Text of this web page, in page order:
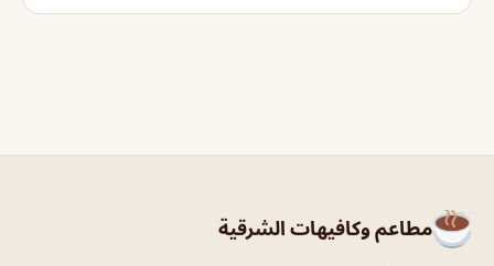
مطاعم وكافيهات الشرقية